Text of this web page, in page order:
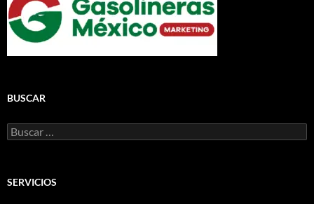
BUSCAR
Buscar:
SERVICIOS